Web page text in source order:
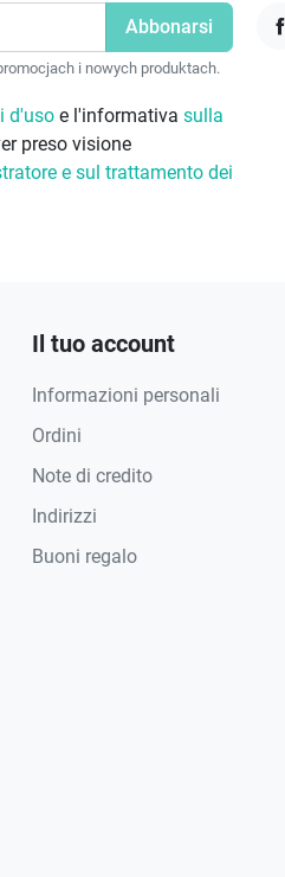
i nowych produktach.
d'uso e l'informativa sulla
preso visione
e sul trattamento dei
Il tuo account
Informazioni personali
Ordini
Note di credito
Indirizzi
Buoni regalo